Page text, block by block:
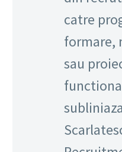
catre
formare,
sau